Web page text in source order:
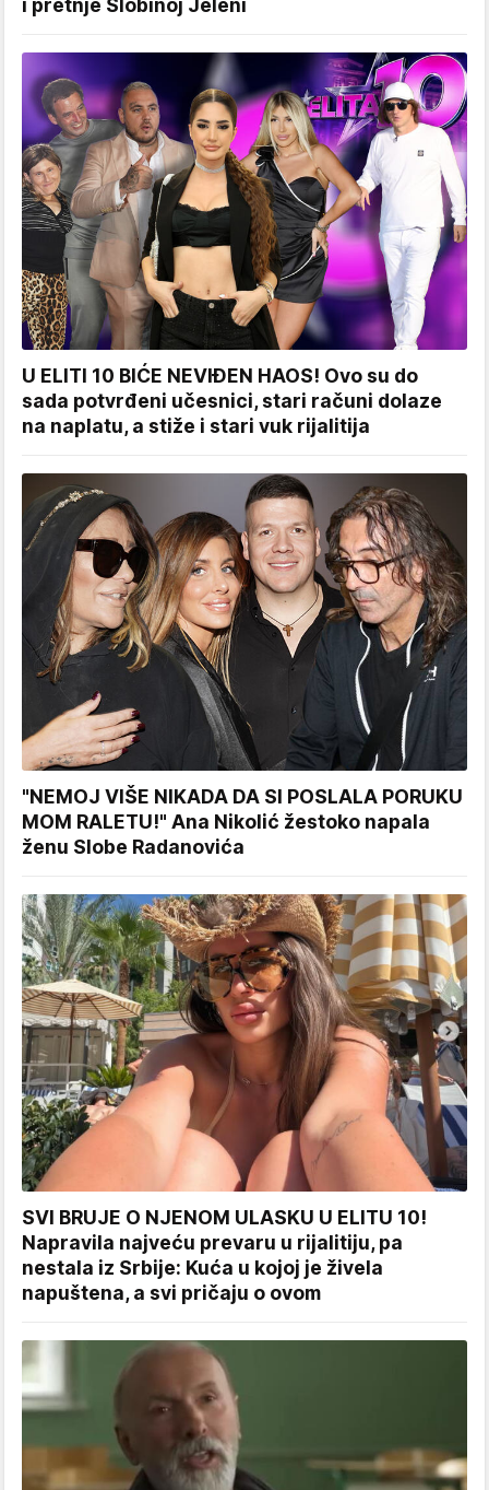
i pretnje Slobinoj Jeleni
U ELITI 10 BIĆE NEVIĐEN HAOS! Ovo su do
sada potvrđeni učesnici, stari računi dolaze
na naplatu, a stiže i stari vuk rijalitija
"NEMOJ VIŠE NIKADA DA SI POSLALA PORUKU
MOM RALETU!" Ana Nikolić žestoko napala
ženu Slobe Radanovića
SVI BRUJE O NJENOM ULASKU U ELITU 10!
Napravila najveću prevaru u rijalitiju, pa
nestala iz Srbije: Kuća u kojoj je živela
napuštena, a svi pričaju o ovom